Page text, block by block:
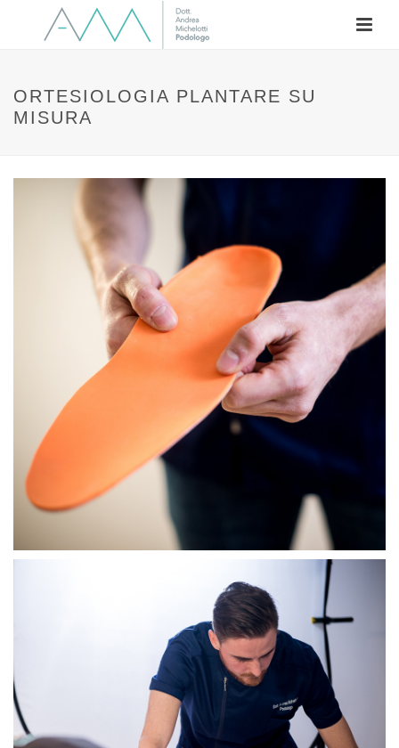
ORTESIOLOGIA PLANTARE SU
MISURA